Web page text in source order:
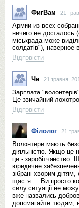
ФигВам 21
Армии из всех
ничего не досталось
міськрада може
солдатів"), наверное
Відповісти
Че 21 травня,
Зарплата
Це звичайний
Відповісти
Філолог 21
Волонтери мають
діяльністю. Якщо це
це - заробітчанство.
юридичне
зібрані хворим
щастя.... Ви просто
силу ситуації не
вже назвались
допомагайте людям,